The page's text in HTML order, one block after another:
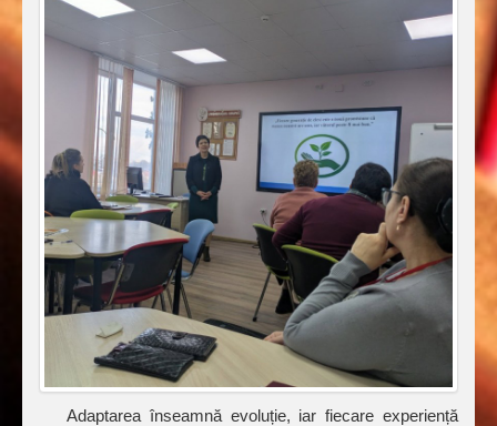
Adaptarea înseamnă evoluție, iar fiecare experiență